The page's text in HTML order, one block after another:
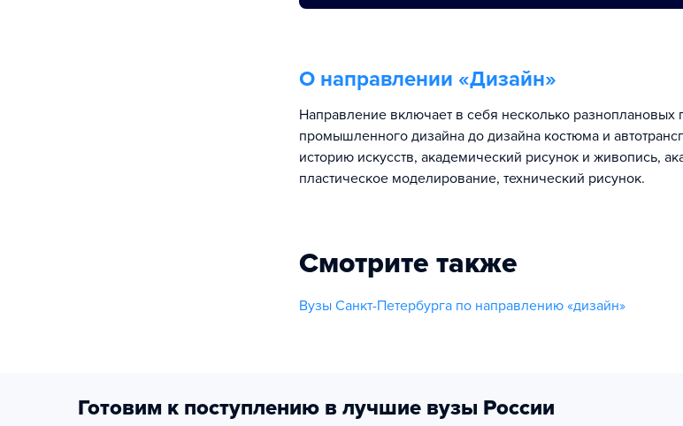
О направлении «Дизайн»
Направление включает в себя несколько разноплановых
промышленного дизайна до дизайна костюма и
историю искусств, академический рисунок и живопись,
пластическое моделирование, технический рисунок.
Смотрите также
Вузы Санкт-Петербурга по направлению «дизайн»
Готовим к поступлению в лучшие вузы России